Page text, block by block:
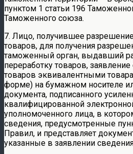
пунктом 1 статьи 196
Таможенного союза.
7. Лицо, получившее
товаров, для получения
таможенный орган, выдавший
переработку товаров,
товаров эквивалентными
форме) на бумажном носителе
документа, подписанного
квалифицированной
уполномоченного лица, в
сведения, предусмотренные
Правил, и представляет
указанные в заявлении